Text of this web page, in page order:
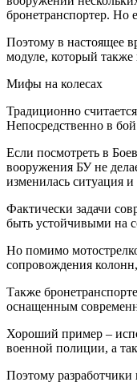
бронетранспортер. Но
Поэтому в настоящее
модуле, который также
Мифы на колесах
Традиционно
Непосредственно в
Если посмотреть в
вооружения БУ не
изменилась ситуация
Фактически задачи
быть устойчивыми на
Но помимо
сопровождения
Также
оснащенным
Хороший пример –
военной полиции, а
Поэтому